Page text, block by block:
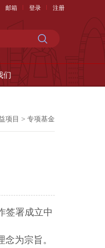
邮箱 登录 注册
们
项目 > 专项基金
签署成立中
为宗旨。